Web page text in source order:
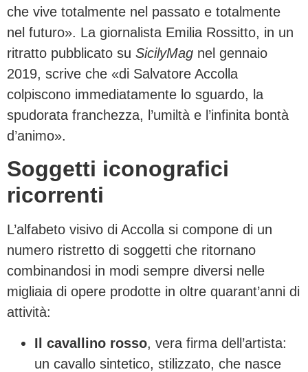
che vive totalmente nel passato e totalmente
nel futuro». La giornalista Emilia Rossitto, in un
ritratto pubblicato su SicilyMag nel gennaio
2019, scrive che «di Salvatore Accolla
colpiscono immediatamente lo sguardo, la
spudorata franchezza, l’umiltà e l’infinita bontà
d’animo».
Soggetti iconografici
ricorrenti
L’alfabeto visivo di Accolla si compone di un
numero ristretto di soggetti che ritornano
combinandosi in modi sempre diversi nelle
migliaia di opere prodotte in oltre quarant’anni di
attività:
Il cavallino rosso, vera firma dell’artista:
un cavallo sintetico, stilizzato, che nasce